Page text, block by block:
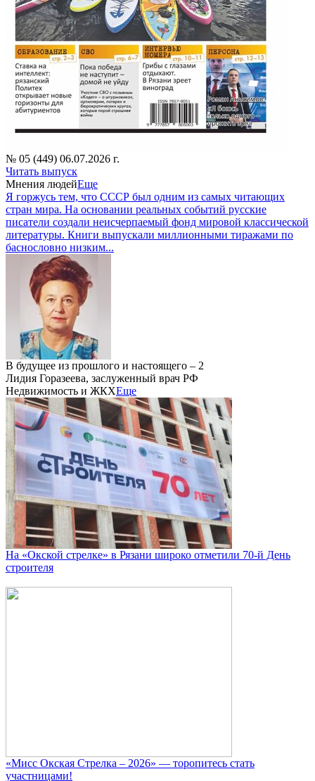
№ 05 (449) 06.07.2026 г.
Читать выпуск
Мнения людейЕще
Я горжусь тем, что СССР был одним из самых читающих
стран мира. На основании реальных событий русские
писатели создали неисчерпаемый фонд мировой классической
литературы. Книги выпускали миллионными тиражами по
баснословно низким...
В будущее из прошлого и настоящего – 2
Лидия Горазеева, заслуженный врач РФ
Недвижимость и ЖКХЕще
На «Окской стрелке» в Рязани широко отметили 70-й День
строителя
«Мисс Окская Стрелка – 2026» — торопитесь стать
участницами!